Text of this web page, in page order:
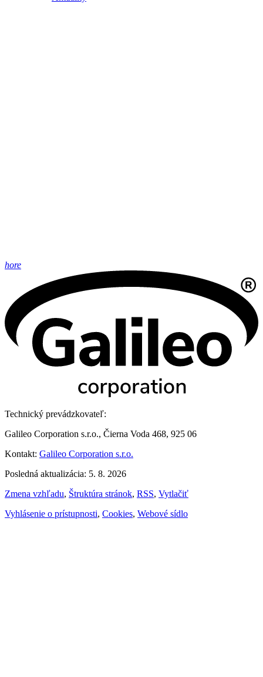
hore
Technický prevádzkovateľ:
Galileo Corporation s.r.o., Čierna Voda 468, 925 06
Kontakt: Galileo Corporation s.r.o.
Posledná aktualizácia: 5. 8. 2026
Zmena vzhľadu, Štruktúra stránok, RSS, Vytlačiť
Vyhlásenie o prístupnosti, Cookies, Webové sídlo